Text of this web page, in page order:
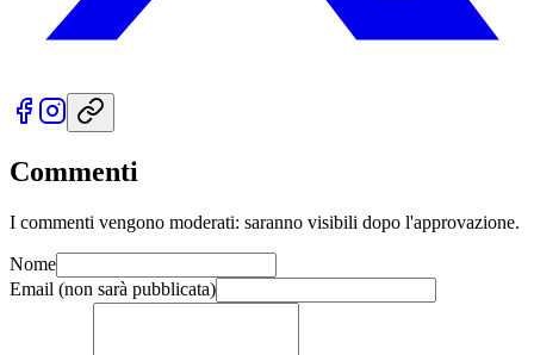
Commenti
I commenti vengono moderati: saranno visibili dopo l'approvazione.
Nome
Email (non sarà pubblicata)